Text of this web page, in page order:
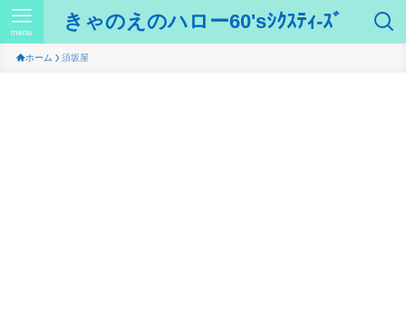
きゃのえのハロー60'sｼｸｽﾃｨ-ｽﾞ
menu
ホーム 須坂屋